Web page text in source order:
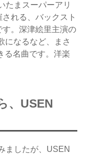
たまスーパーアリ
れる、バックスト
す。深津絵里主演の
になるなど、まさ
る名曲です。洋楽
、USEN
ましたが、USEN